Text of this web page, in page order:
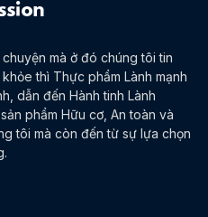
chuyện mà ở đó chúng tôi tin
thì Thực phẩm Lành mạnh
dẫn đến Hành tinh Lành
phẩm Hữu cơ, An toàn và
tôi mà còn đến từ sự lựa chọn